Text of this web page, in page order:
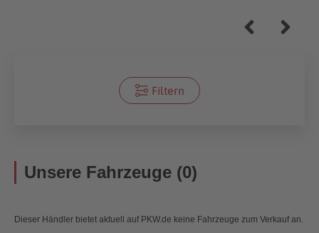
Filtern
Unsere Fahrzeuge (0)
Dieser Händler bietet aktuell auf PKW.de keine Fahrzeuge zum Verkauf an.